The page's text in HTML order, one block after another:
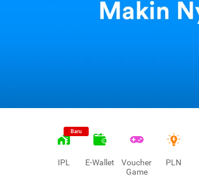
Baru
IPL E-Wallet
Voucher
Game
PLN